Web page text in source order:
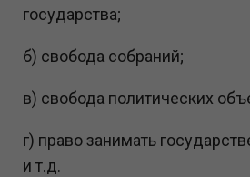
государства;
б) свобода собраний;
в) свобода политических
г) право занимать
и т.д.